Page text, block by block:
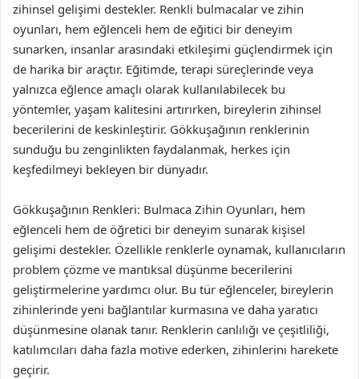
zihinsel gelişimi destekler. Renkli bulmacalar ve zihin
oyunları, hem eğlenceli hem de eğitici bir deneyim
sunarken, insanlar arasındaki etkileşimi güçlendirmek için
de harika bir araçtır. Eğitimde, terapi süreçlerinde veya
yalnızca eğlence amaçlı olarak kullanılabilecek bu
yöntemler, yaşam kalitesini artırırken, bireylerin zihinsel
becerilerini de keskinleştirir. Gökkuşağının renklerinin
sunduğu bu zenginlikten faydalanmak, herkes için
keşfedilmeyi bekleyen bir dünyadır.
Gökkuşağının Renkleri: Bulmaca Zihin Oyunları, hem
eğlenceli hem de öğretici bir deneyim sunarak kişisel
gelişimi destekler. Özellikle renklerle oynamak, kullanıcıların
problem çözme ve mantıksal düşünme becerilerini
geliştirmelerine yardımcı olur. Bu tür eğlenceler, bireylerin
zihinlerinde yeni bağlantılar kurmasına ve daha yaratıcı
düşünmesine olanak tanır. Renklerin canlılığı ve çeşitliliği,
katılımcıları daha fazla motive ederken, zihinlerini harekete
geçirir.